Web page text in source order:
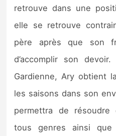
retrouve dans une
elle se retrouve
père après que son
d’accomplir son
Gardienne, Ary obtient
les saisons dans son
permettra de
tous genres ainsi